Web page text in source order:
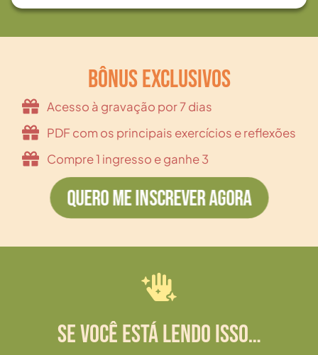
BÔNUS EXCLUSIVOS
Acesso à gravação por 7 dias
PDF com os principais exercícios e reflexões
Compre 1 ingresso e ganhe 3
QUERO ME INSCREVER AGORA
SE VOCÊ ESTÁ LENDO ISSO…